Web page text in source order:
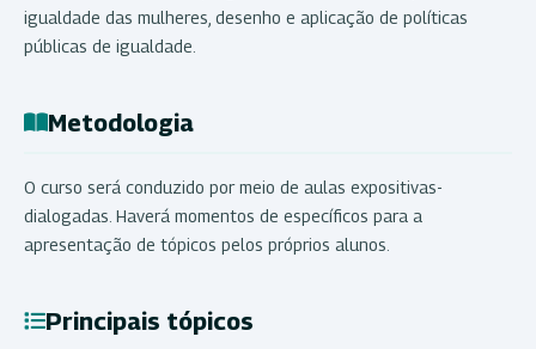
igualdade das mulheres, desenho e aplicação de políticas
públicas de igualdade.
Metodologia
O curso será conduzido por meio de aulas expositivas-
dialogadas. Haverá momentos de específicos para a
apresentação de tópicos pelos próprios alunos.
Principais tópicos